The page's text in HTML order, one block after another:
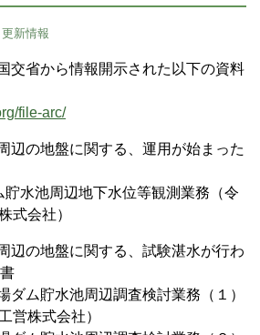
更新情報
交省から情報開示された以下の資料
file-arc/
辺の地盤に関する、運用が始まった
水池周辺地下水位等観測業務（令
式会社）
辺の地盤に関する、試験湛水が行わ
ム貯水池周辺調査検討業務（１）
営株式会社）